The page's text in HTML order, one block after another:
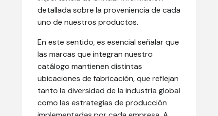
detallada sobre la proveniencia de cada
uno de nuestros productos.
En este sentido, es esencial señalar que
las marcas que integran nuestro
catálogo mantienen distintas
ubicaciones de fabricación, que reflejan
tanto la diversidad de la industria global
como las estrategias de producción